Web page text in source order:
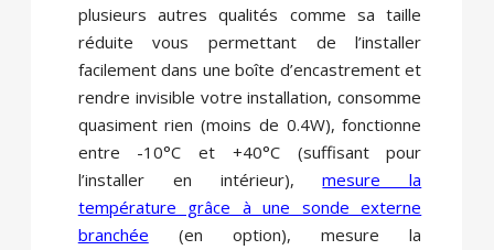
plusieurs autres qualités comme sa taille
réduite vous permettant de l’installer
facilement dans une boîte d’encastrement et
rendre invisible votre installation, consomme
quasiment rien (moins de 0.4W), fonctionne
entre -10°C et +40°C (suffisant pour
l’installer en intérieur),mesure la
température grâce à une sonde externe
branchée (en option), mesure la